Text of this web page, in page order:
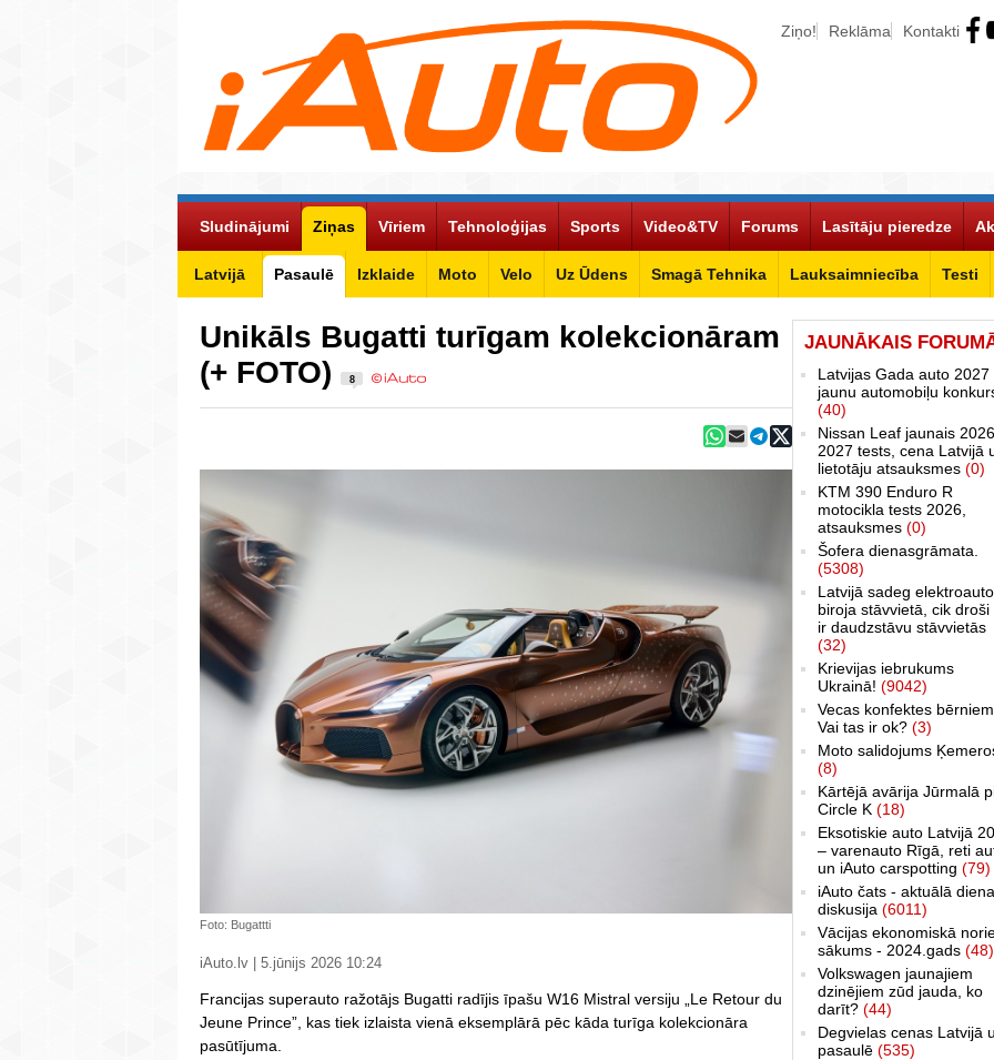
Ziņo! Reklāma Kontakti
Sludinājumi Ziņas
Latvijā Pasaulē Izklaide Moto Velo Uz Ūdens Smagā Tehnika Lauksaimniecība Testi
Vīriem Tehnoloģijas Sports Video&TV Forums Lasītāju pieredze
Unikāls Bugatti turīgam kolekcionāram
(+ FOTO)
8
Foto: Bugattti
iAuto.lv | 5.jūnijs 2026 10:24
Francijas superauto ražotājs Bugatti radījis īpašu W16 Mistral versiju „Le Retour du
Jeune Prince”, kas tiek izlaista vienā eksemplārā pēc kāda turīga kolekcionāra
pasūtījuma.
JAUNĀKAIS
Latvijas Gada auto 2027
jaunu automobiļu
(40)
Nissan Leaf jaunais
2027 tests, cena Latvijā
lietotāju atsauksmes (0)
KTM 390 Enduro R
motocikla tests 2026,
atsauksmes (0)
Šofera dienasgrāmata.
(5308)
Latvijā sadeg elektroauto
biroja stāvvietā, cik droši
ir daudzstāvu stāvvietās
(32)
Krievijas iebrukums
Ukrainā! (9042)
Vecas konfektes
Vai tas ir ok? (3)
Moto salidojums
(8)
Kārtējā avārija Jūrmalā
Circle K (18)
Eksotiskie auto Latvijā
– varenauto Rīgā, reti
un iAuto carspotting (79)
iAuto čats - aktuālā
diskusija (6011)
Vācijas ekonomiskā
sākums - 2024.gads (48)
Volkswagen jaunajiem
dzinējiem zūd jauda, ko
darīt? (44)
Degvielas cenas Latvijā
pasaulē (535)